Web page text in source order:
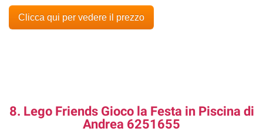
Clicca qui per vedere il prezzo
8. Lego Friends Gioco la Festa in Piscina di
Andrea 6251655